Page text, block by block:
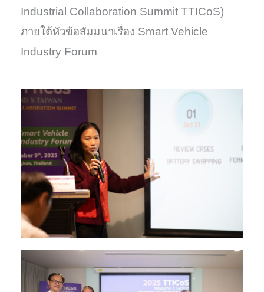
Industrial Collaboration Summit TTICoS)
ภายใต้หัวข้อสัมมนาเรื่อง Smart Vehicle
Industry Forum